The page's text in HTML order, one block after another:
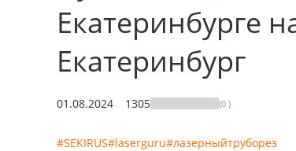
Екатеринбурге
Екатеринбург
01.08.2024 1305 (0 )
#SEKIRUS#laserguru#лазерныйтруборез